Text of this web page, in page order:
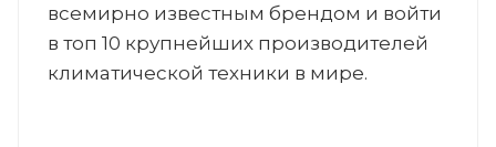
всемирно известным брендом и войти
в топ 10 крупнейших производителей
климатической техники в мире.